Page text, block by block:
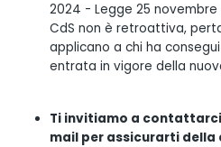
2024 - Legge 25 novembre
CdS non è retroattiva,
applicano a chi ha
entrata in vigore della
Ti invitiamo a
mail per assicurarti